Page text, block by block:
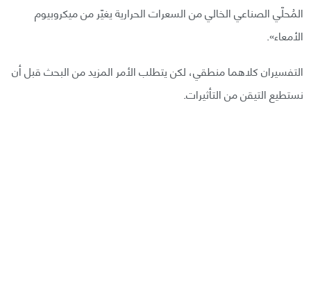
المُحلّي الصناعي الخالي من السعرات الحرارية يغيّر من ميكروبيوم
الأمعاء».
التفسيران كلاهما منطقي، لكن يتطلب الأمر المزيد من البحث قبل أن
نستطيع التيقن من التأثيرات.